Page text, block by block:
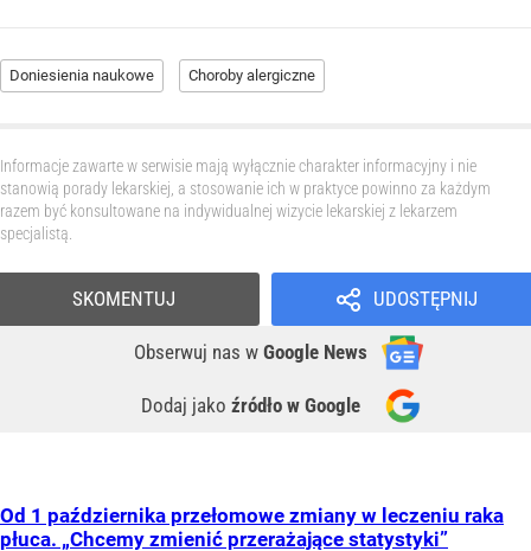
Doniesienia naukowe Choroby alergiczne
Informacje zawarte w serwisie mają wyłącznie charakter informacyjny i nie
stanowią porady lekarskiej, a stosowanie ich w praktyce powinno za każdym
razem być konsultowane na indywidualnej wizycie lekarskiej z lekarzem
specjalistą.
UDOSTĘPNIJ
Obserwuj nas w Google News
Dodaj jako źródło w Google
SKOMENTUJ
Od 1 października przełomowe zmiany w leczeniu raka
płuca. „Chcemy zmienić przerażające statystyki”